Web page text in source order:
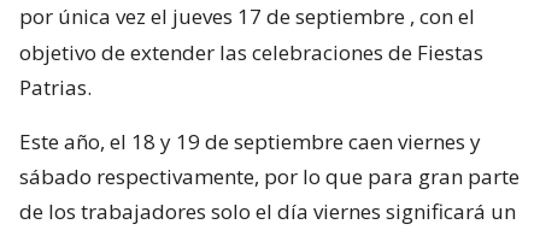
por única vez el jueves 17 de septiembre , con el
objetivo de extender las celebraciones de Fiestas
Patrias.
Este año, el 18 y 19 de septiembre caen viernes y
sábado respectivamente, por lo que para gran parte
de los trabajadores solo el día viernes significará un